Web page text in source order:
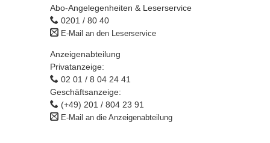
Abo-Angelegenheiten & Leserservice
0201 / 80 40
E-Mail an den Leserservice
Anzeigenabteilung
Privatanzeige:
02 01 / 8 04 24 41
Geschäftsanzeige:
(+49) 201 / 804 23 91
E-Mail an die Anzeigenabteilung